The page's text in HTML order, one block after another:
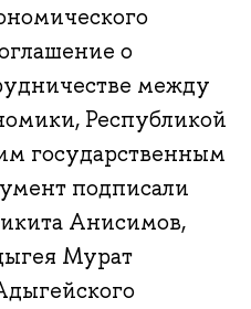
о
между
Республикой
государственным
подписали
Анисимов,
Мурат